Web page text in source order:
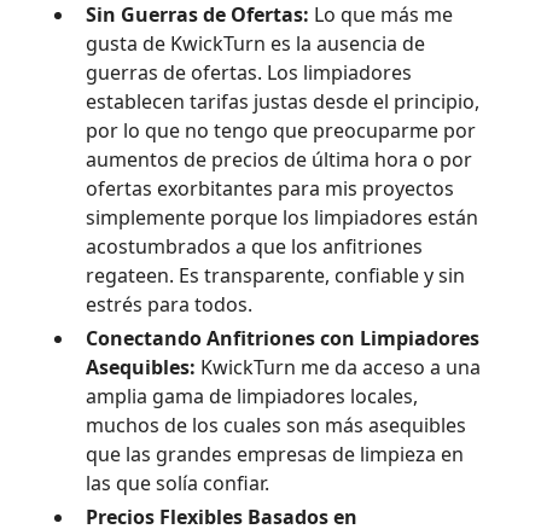
Sin Guerras de Ofertas: Lo que más me
gusta de KwickTurn es la ausencia de
guerras de ofertas. Los limpiadores
establecen tarifas justas desde el principio,
por lo que no tengo que preocuparme por
aumentos de precios de última hora o por
ofertas exorbitantes para mis proyectos
simplemente porque los limpiadores están
acostumbrados a que los anfitriones
regateen. Es transparente, confiable y sin
estrés para todos.
Conectando Anfitriones con Limpiadores
Asequibles: KwickTurn me da acceso a una
amplia gama de limpiadores locales,
muchos de los cuales son más asequibles
que las grandes empresas de limpieza en
las que solía confiar.
Precios Flexibles Basados en